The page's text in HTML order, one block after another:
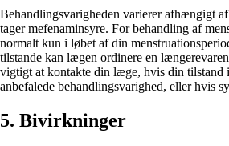
Behandlingsvarigheden varierer afhængigt
tager mefenaminsyre. For behandling af
normalt kun i løbet af din
tilstande kan lægen ordinere en
vigtigt at kontakte din læge, hvis din tilstand
anbefalede behandlingsvarighed, eller hvis
5. Bivirkninger